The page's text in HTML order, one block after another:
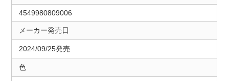
4549980809006
メーカー発売日
2024/09/25発売
色